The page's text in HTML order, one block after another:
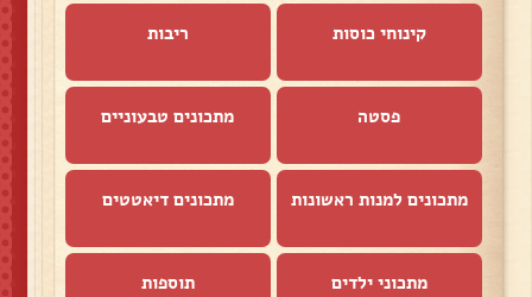
קינוחי כוסות ריבות
פסטה מתכונים טבעוניים
מתכונים למנות ראשונות מתכונים דיאטטים
מתכוני ילדים תוספות